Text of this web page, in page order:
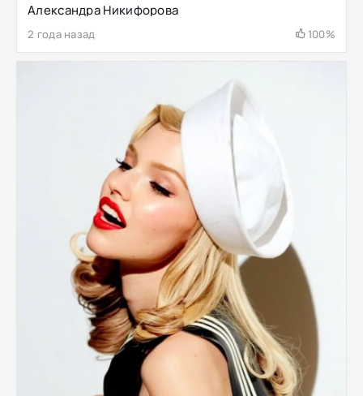
Александра Никифорова
2 года назад 100%